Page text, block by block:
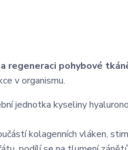
regeneraci pohybové
v organismu.
jednotka kyseliny
kolagenních vláken,